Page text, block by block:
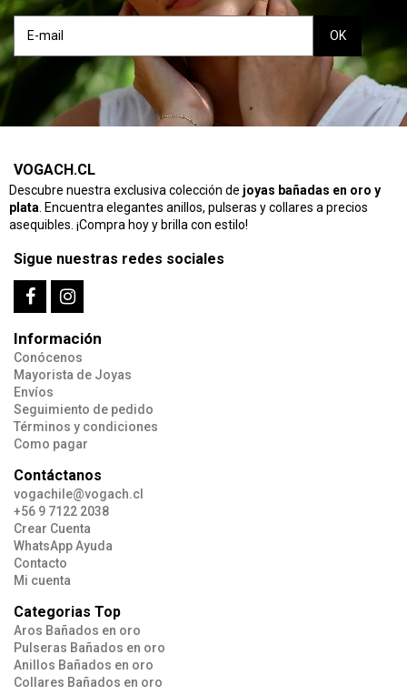
VOGACH.CL
Descubre nuestra exclusiva colección de joyas bañadas en oro y
plata. Encuentra elegantes anillos, pulseras y collares a precios
asequibles. ¡Compra hoy y brilla con estilo!
Sigue nuestras redes sociales
Información
Conócenos
Mayorista de Joyas
Envíos
Seguimiento de pedido
Términos y condiciones
Como pagar
Contáctanos
vogachile@vogach.cl
+56 9 7122 2038
Crear Cuenta
WhatsApp Ayuda
Contacto
Mi cuenta
Categorias Top
Aros Bañados en oro
Pulseras Bañados en oro
Anillos Bañados en oro
Collares Bañados en oro